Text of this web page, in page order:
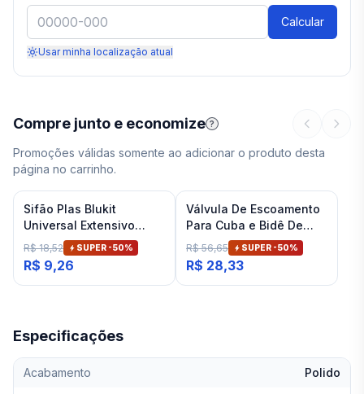
Compre junto e economize ?
Promoções válidas somente ao adicionar o produto desta
página no carrinho.
Sifão Plas Blukit
Universal Extensivo
Branco
R$ 18,52 SUPER -50%
R$ 9,26
Válvula De Escoamento
Para Cuba e Bidê De
Banheiro Cromado Deca
R$ 56,65 SUPER -50%
R$ 28,33
Especificações
Acabamento Polido
Calcular
Usar minha localização atual